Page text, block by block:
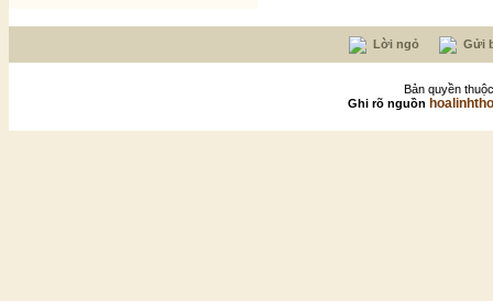
Lời ngỏ Gửi
Bản quyền
Ghi rõ nguồn